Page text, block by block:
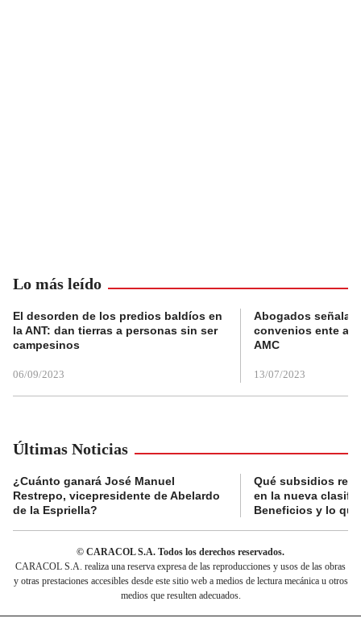
Lo más leído
El desorden de los predios baldíos en
la ANT: dan tierras a personas sin ser
campesinos
06/09/2023
Abogados
convenios ente
AMC
13/07/2023
Últimas Noticias
¿Cuánto ganará José Manuel
Restrepo, vicepresidente de Abelardo
de la Espriella?
Qué subsidios
en la nueva
Beneficios y lo
© CARACOL S.A. Todos los derechos reservados.
CARACOL S.A. realiza una reserva expresa de las reproducciones y usos de las obras
y otras prestaciones accesibles desde este sitio web a medios de lectura mecánica u otros
medios que resulten adecuados.